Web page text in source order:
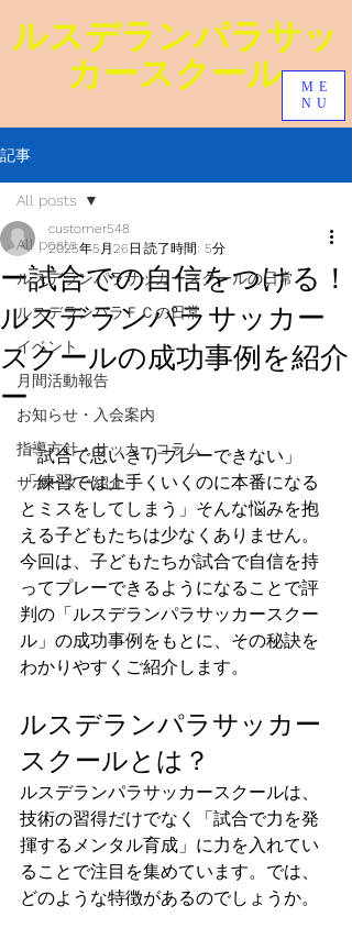
ME
NU
ルスデランパラ​サッ
カースクール
記事
All posts
ルスデランパラサッカースクールの日常
ルスデランパラＦＣの日常
イベント
月間活動報告
お知らせ・入会案内
指導方針・サッカーコラム
サポーター紹介
All posts
ー試合での自信をつける！
ルスデランパラサッカー
スクールの成功事例を紹介
ー
customer548
2025年5月26日 読了時間: 5分
「試合で思いきりプレーできない」
「練習では上手くいくのに本番になる
とミスをしてしまう」そんな悩みを抱
える子どもたちは少なくありません。
今回は、子どもたちが試合で自信を持
ってプレーできるようになることで評
判の「ルスデランパラサッカースクー
ル」の成功事例をもとに、その秘訣を
わかりやすくご紹介します。
ルスデランパラサッカー
スクールとは？
ルスデランパラサッカースクールは、
技術の習得だけでなく「試合で力を発
揮するメンタル育成」に力を入れてい
ることで注目を集めています。では、
どのような特徴があるのでしょうか。